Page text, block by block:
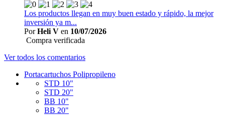
Los productos llegan en muy buen estado y rápido, la mejor
inversión ya m...
PorHeli V en 10/07/2026
Compra verificada
Ver todos los comentarios
Portacartuchos Polipropileno
STD 10"
STD 20"
BB 10"
BB 20"